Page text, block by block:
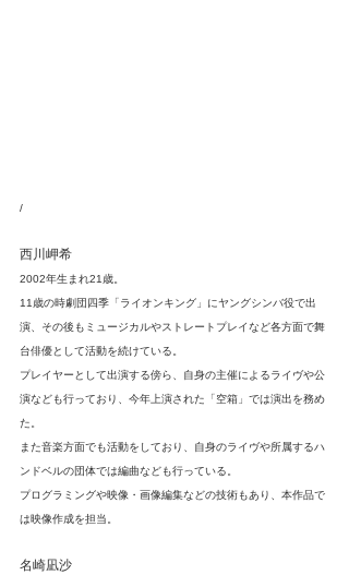
/
西川岬希
2002年生まれ21歳。
11歳の時劇団四季「ライオンキング」にヤングシンバ役で出
演、その後もミュージカルやストレートプレイなど各方面で舞
台俳優として活動を続けている。
プレイヤーとして出演する傍ら、自身の主催によるライヴや公
演なども行っており、今年上演された「空箱」では演出を務め
た。
また音楽方面でも活動をしており、自身のライヴや所属するハ
ンドベルの団体では編曲なども行っている。
プログラミングや映像・画像編集などの技術もあり、本作品で
は映像作成を担当。
名崎凪沙